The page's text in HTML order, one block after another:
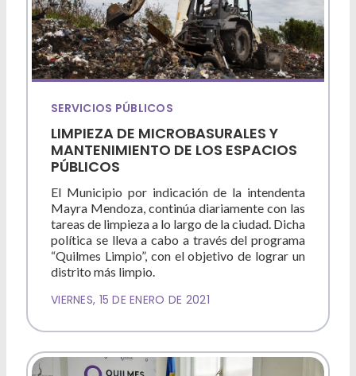
SERVICIOS PÚBLICOS
LIMPIEZA DE MICROBASURALES Y
MANTENIMIENTO DE LOS ESPACIOS
PÚBLICOS
El Municipio por indicación de la intendenta
Mayra Mendoza, continúa diariamente con las
tareas de limpieza a lo largo de la ciudad. Dicha
política se lleva a cabo a través del programa
“Quilmes Limpio”, con el objetivo de lograr un
distrito más limpio.
VIERNES, 15 DE ENERO DE 2021